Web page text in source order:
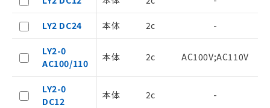
LY2 DC24 本体 2c -
LY2-0
AC100/110
本体 2c AC100V;AC110V
LY2-0
DC12
本体 2c -
記
号
説明
○ 一定数以上の在庫あり
△
記載している更新日時点での社内デー
タに基づき作成されるものであり、閲
覧された時点での実際の在庫および標
準価格とは異なる場合があることをご
了承ください。
正式な納期状況および標準価格はお客
様のお取引先、またはお客様担当のオ
ムロン制御機器販売店・当社販売員に